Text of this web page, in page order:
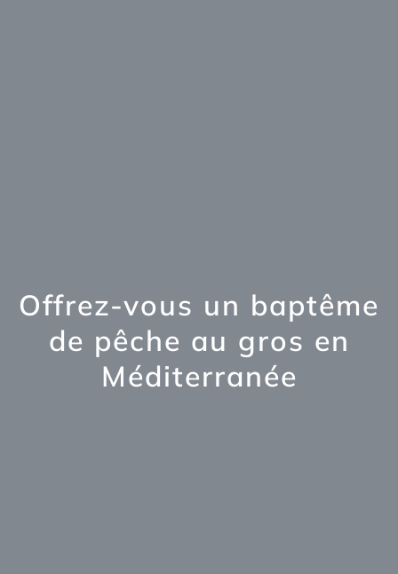
Offrez-vous un baptême
de pêche au gros en
Méditerranée